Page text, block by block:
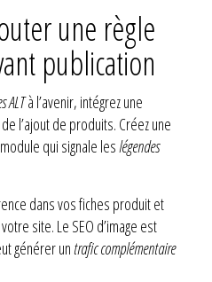
une règle
publication
ALTà l’avenir, intégrez une
l’ajout de produits. Créez une
qui signale les légendes
dans vos fiches produit et
site. Le SEO d’image est
générer untrafic complémentaire